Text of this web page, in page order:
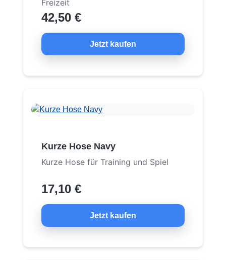
Freizeit
42,50 €
Jetzt kaufen
Kurze Hose Navy
Kurze Hose für Training und Spiel
17,10 €
Jetzt kaufen